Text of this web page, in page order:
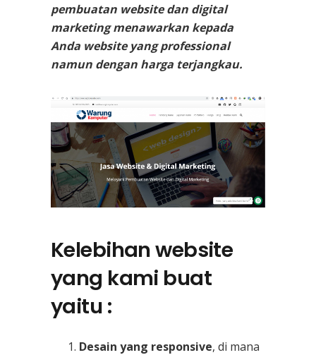
pembuatan website dan digital
marketing menawarkan kepada
Anda website yang professional
namun dengan harga terjangkau.
Kelebihan website
yang kami buat
yaitu :
Desain yang responsive, di mana